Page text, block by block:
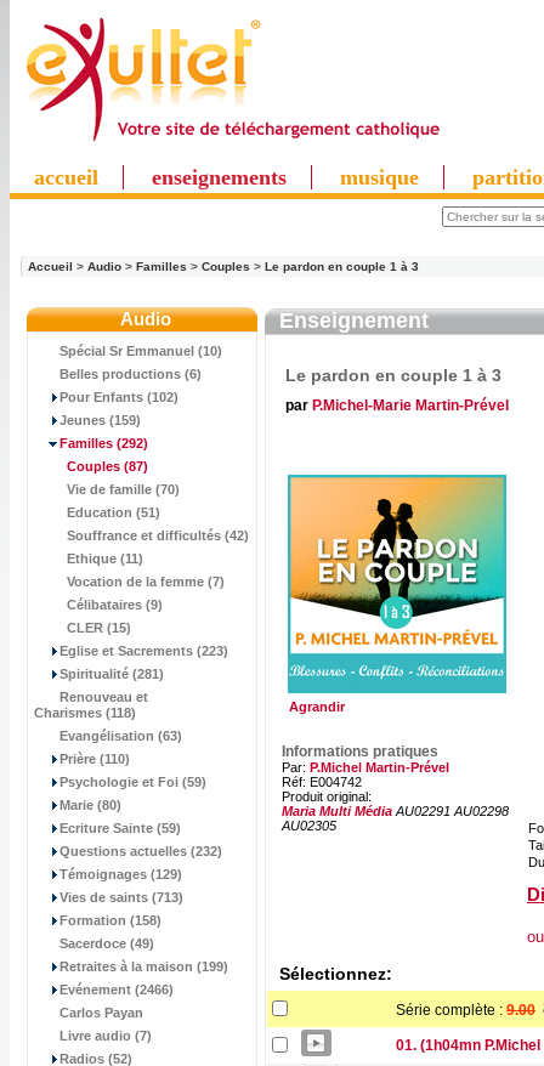
accueil enseignements musique
Accueil > Audio > Familles > Couples > Le pardon en couple 1 à 3
Audio
Spécial Sr Emmanuel (10)
Belles productions (6)
Pour Enfants (102)
Jeunes (159)
Familles (292)
Couples (87)
Vie de famille (70)
Education (51)
Souffrance et difficultés (42)
Ethique (11)
Vocation de la femme (7)
Célibataires (9)
CLER (15)
Eglise et Sacrements (223)
Spiritualité (281)
Renouveau et
Charismes (118)
Evangélisation (63)
Prière (110)
Psychologie et Foi (59)
Marie (80)
Ecriture Sainte (59)
Questions actuelles (232)
Témoignages (129)
Vies de saints (713)
Formation (158)
Sacerdoce (49)
Retraites à la maison (199)
Evénement (2466)
Carlos Payan
Livre audio (7)
Radios (52)
Enseignement
Le pardon en couple 1 à 3
par P.Michel-Marie Martin-Prével
Agrandir
Informations pratiques
Par: P.Michel Martin-Prével
Réf: E004742
Produit original:
Maria Multi Média AU02291 AU02298
AU02305
Sélectionnez:
Série complète : 9.00
01. (1h04mn